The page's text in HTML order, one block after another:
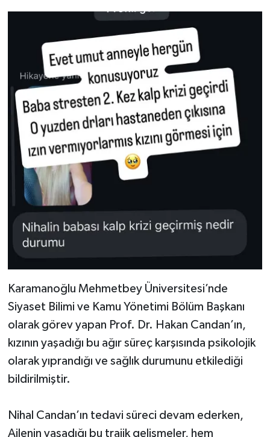
Karamanoğlu Mehmetbey Üniversitesi’nde
Siyaset Bilimi ve Kamu Yönetimi Bölüm Başkanı
olarak görev yapan Prof. Dr. Hakan Candan’ın,
kızının yaşadığı bu ağır süreç karşısında psikolojik
olarak yıprandığı ve sağlık durumunu etkilediği
bildirilmiştir.
Nihal Candan’ın tedavi süreci devam ederken,
Ailenin yaşadığı bu trajik gelişmeler, hem